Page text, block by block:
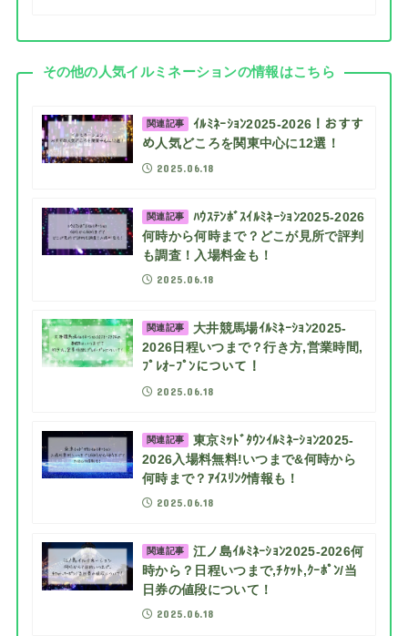
その他の人気イルミネーションの情報はこちら
関連記事
ｲﾙﾐﾈｰｼｮﾝ2025-2026！おすす
め人気どころを関東中心に12選！
2025.06.18
関連記事
ﾊｳｽﾃﾝﾎﾞｽｲﾙﾐﾈｰｼｮﾝ2025-2026
何時から何時まで？どこが見所で評判
も調査！入場料金も！
2025.06.18
関連記事
大井競馬場ｲﾙﾐﾈｰｼｮﾝ2025-
2026日程いつまで？行き方,営業時間,
ﾌﾟﾚｵｰﾌﾟﾝについて！
2025.06.18
関連記事
東京ﾐｯﾄﾞﾀｳﾝｲﾙﾐﾈｰｼｮﾝ2025-
2026入場料無料!いつまで&何時から
何時まで？ｱｲｽﾘﾝｸ情報も！
2025.06.18
関連記事
江ノ島ｲﾙﾐﾈｰｼｮﾝ2025-2026何
時から？日程いつまで,ﾁｹｯﾄ,ｸｰﾎﾟﾝ/当
日券の値段について！
2025.06.18